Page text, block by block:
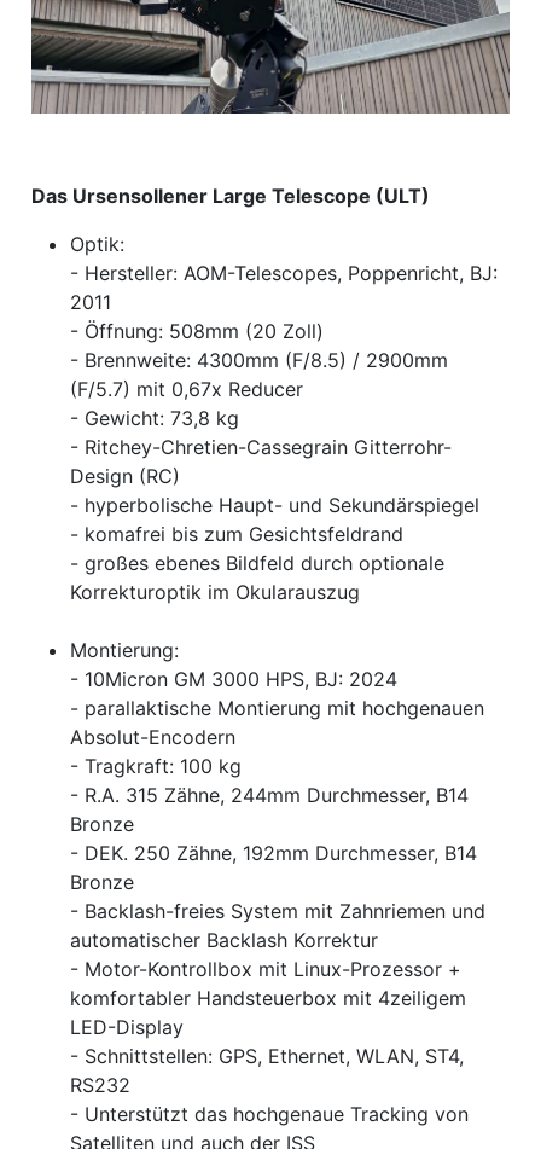
Das Ursensollener Large Telescope (ULT)
Optik:
- Hersteller: AOM-Telescopes, Poppenricht, BJ:
2011
- Öffnung: 508mm (20 Zoll)
- Brennweite: 4300mm (F/8.5) / 2900mm
(F/5.7) mit 0,67x Reducer
- Gewicht: 73,8 kg
- Ritchey-Chretien-Cassegrain Gitterrohr-
Design (RC)
- hyperbolische Haupt- und Sekundärspiegel
- komafrei bis zum Gesichtsfeldrand
- großes ebenes Bildfeld durch optionale
Korrekturoptik im Okularauszug
Montierung:
- 10Micron GM 3000 HPS, BJ: 2024
- parallaktische Montierung mit hochgenauen
Absolut-Encodern
- Tragkraft: 100 kg
- R.A. 315 Zähne, 244mm Durchmesser, B14
Bronze
- DEK. 250 Zähne, 192mm Durchmesser, B14
Bronze
- Backlash-freies System mit Zahnriemen und
automatischer Backlash Korrektur
- Motor-Kontrollbox mit Linux-Prozessor +
komfortabler Handsteuerbox mit 4zeiligem
LED-Display
- Schnittstellen: GPS, Ethernet, WLAN, ST4,
RS232
- Unterstützt das hochgenaue Tracking von
Satelliten und auch der ISS